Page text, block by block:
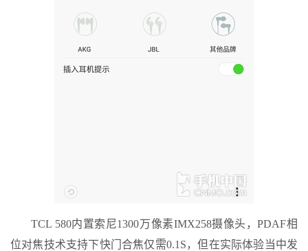
TCL 580内置索尼1300万像素IMX258摄像头，PDAF相
位对焦技术支持下快门合焦仅需0.1S，但在实际体验当中发